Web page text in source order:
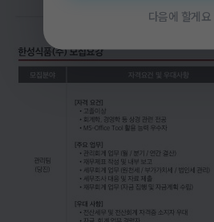
다음에 할게요